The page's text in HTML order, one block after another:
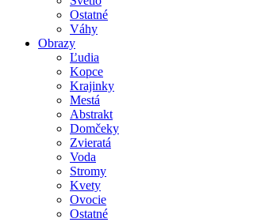
Ostatné
Váhy
Obrazy
Ľudia
Kopce
Krajinky
Mestá
Abstrakt
Domčeky
Zvieratá
Voda
Stromy
Kvety
Ovocie
Ostatné